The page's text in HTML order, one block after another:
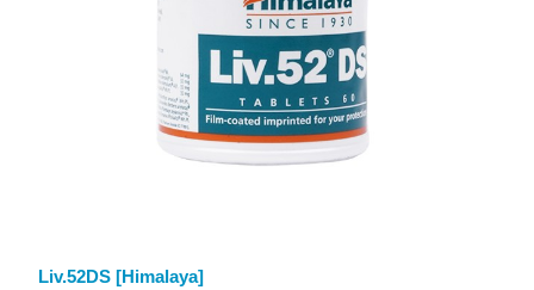
Liv.52DS [Himalaya]